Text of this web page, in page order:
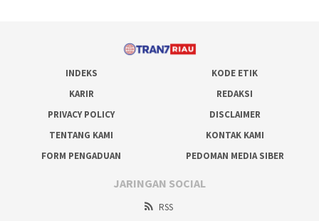
INDEKS
KODE ETIK
KARIR
REDAKSI
PRIVACY POLICY
DISCLAIMER
TENTANG KAMI
KONTAK KAMI
FORM PENGADUAN
PEDOMAN MEDIA SIBER
JARINGAN SOCIAL
RSS